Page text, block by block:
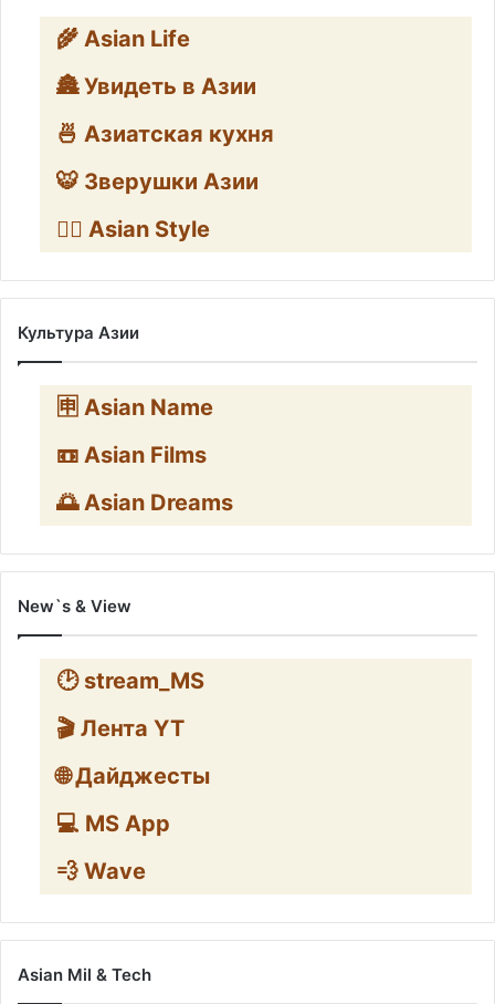
🌾 Asian Life
🏯 Увидеть в Азии
🍜 Азиатская кухня
🐯 Зверушки Азии
🧛‍♂️ Asian Style
Культура Азии
🈸 Asian Name
📼 Asian Films
🌅 Asian Dreams
New`s & View
🕑 stream_MS
🎬 Лента YT
🌐 Дайджесты
💻 MS App
💨 Wave
Asian Mil & Tech